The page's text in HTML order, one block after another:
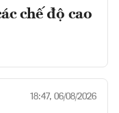
chế độ cao
18:47, 06/08/2026